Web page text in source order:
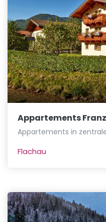
Appartements
Appartements in
Flachau